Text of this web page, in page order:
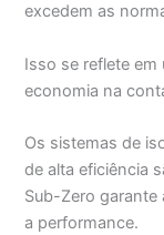
excedem as
Isso se reflete
economia na
Os sistemas de
de alta eficiência
Sub-Zero garante
a performance.